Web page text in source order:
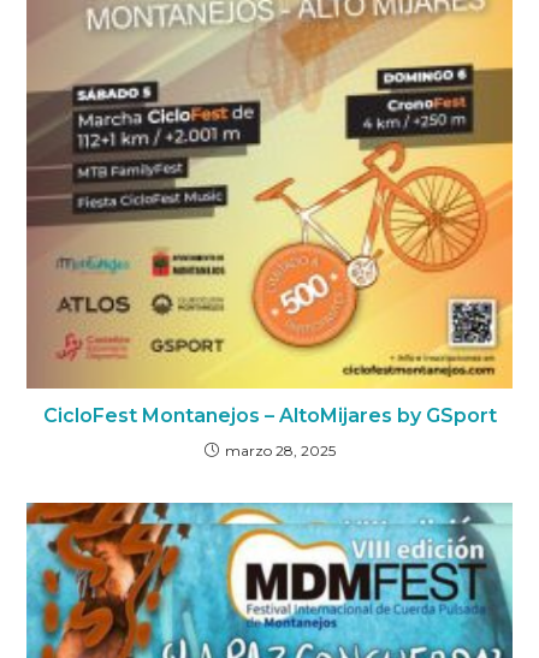
CicloFest Montanejos – AltoMijares by GSport
marzo 28, 2025